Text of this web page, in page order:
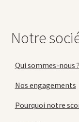
Notre
Qui sommes-nous ?
Nos engagements
Pourquoi notre